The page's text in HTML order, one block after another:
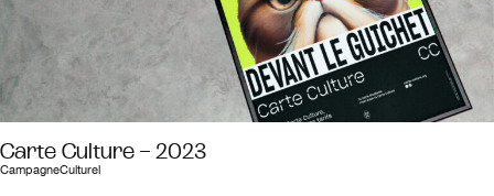
Carte Culture – 2023
CampagneCulturel